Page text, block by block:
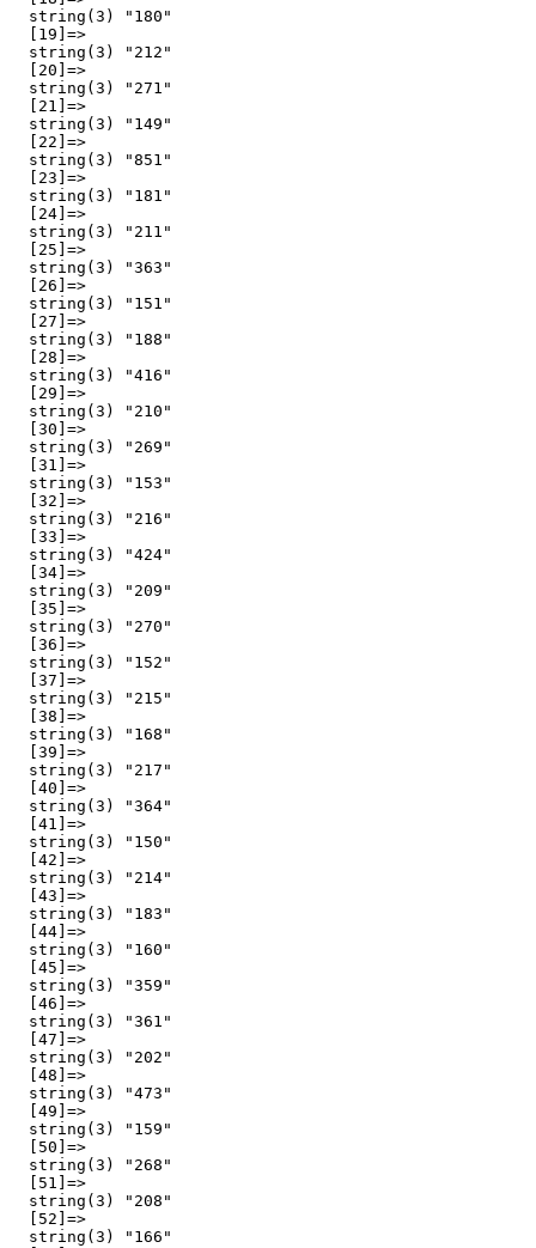
  string(3) "180"
  [19]=>
  string(3) "212"
  [20]=>
  string(3) "271"
  [21]=>
  string(3) "149"
  [22]=>
  string(3) "851"
  [23]=>
  string(3) "181"
  [24]=>
  string(3) "211"
  [25]=>
  string(3) "363"
  [26]=>
  string(3) "151"
  [27]=>
  string(3) "188"
  [28]=>
  string(3) "416"
  [29]=>
  string(3) "210"
  [30]=>
  string(3) "269"
  [31]=>
  string(3) "153"
  [32]=>
  string(3) "216"
  [33]=>
  string(3) "424"
  [34]=>
  string(3) "209"
  [35]=>
  string(3) "270"
  [36]=>
  string(3) "152"
  [37]=>
  string(3) "215"
  [38]=>
  string(3) "168"
  [39]=>
  string(3) "217"
  [40]=>
  string(3) "364"
  [41]=>
  string(3) "150"
  [42]=>
  string(3) "214"
  [43]=>
  string(3) "183"
  [44]=>
  string(3) "160"
  [45]=>
  string(3) "359"
  [46]=>
  string(3) "361"
  [47]=>
  string(3) "202"
  [48]=>
  string(3) "473"
  [49]=>
  string(3) "159"
  [50]=>
  string(3) "268"
  [51]=>
  string(3) "208"
  [52]=>
  string(3) "166"